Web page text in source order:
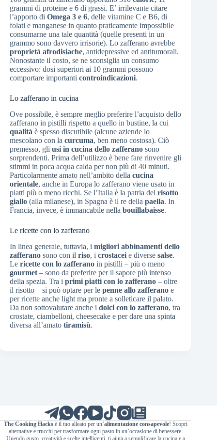
grammi di proteine e 6 di grassi. E’ irrilevante citare
l’apporto di Omega 3 e 6, delle vitamine C e B6, di
folati e manganese in quanto praticamente impossibile
consumarne una tale quantità (quelle presenti in un
grammo sono davvero irrisorie). Lo zafferano avrebbe
proprietà afrodisiache, antidepressive ed antitumorali.
Nonostante il costo, se ne sconsiglia un consumo
eccessivo: dosi superiori ai 10 grammi possono
comportare importanti controindicazioni.
Lo zafferano in cucina
Ove possibile, è sempre meglio preferire l’acquisto dello
zafferano in pistilli rispetto a quello in bustine, la cui
qualità è spesso discutibile (alcune aziende lo
mescolano con la curcuma, ben meno costosa). Ciò
premesso, gli usi in cucina dello zafferano sono
sorprendenti. Prima dell’utilizzo è bene fare rinvenire gli
stimmi in poca acqua calda per non più di 40 minuti.
Particolarmente amato nell’ambito della cucina
orientale, anche in Europa lo zafferano viene usato in
piatti più o meno ricchi. Se l’Italia è la patria del risotto
giallo (alla milanese), in Spagna è il re della paella. In
Francia, invece, è immancabile nella bouillabaisse.
Le ricette con lo zafferano
In linea generale, tuttavia, i migliori abbinamenti dello
zafferano sono con il riso, i crostacei e diverse salse.
Le ricette con lo zafferano in pistilli – più o meno
gourmet – sono da preferire per il sapore più intenso
della spezia. Tra i primi piatti con lo zafferano – oltre
il risotto – si può optare per le penne allo zafferano e
per ricette anche light ma pronte a solleticare il palato.
Da non sottovalutare anche i dolci con lo zafferano, tra
crostate, ciambelloni, cheesecake e per dare una spinta
diversa all’amato tiramisù.
The Cooking Hacksè il tuo alleato per un’alimentazione consapevole! Scopri
alternative e trucchi per trasformare ogni pasto in un’occasione di benessere.
Unendo gusto, creatività e scelte intelligenti, ti aiuta a semplificare la cucina e a